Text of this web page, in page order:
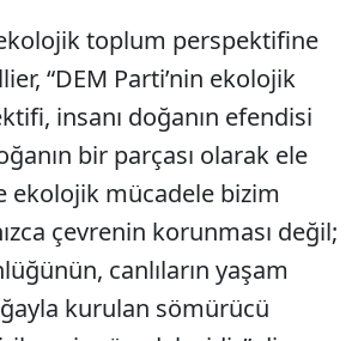
toplum perspektifine
“DEM Parti’nin ekolojik
insanı doğanın efendisi
bir parçası olarak ele
ekolojik mücadele bizim
çevrenin korunması değil;
canlıların yaşam
kurulan sömürücü